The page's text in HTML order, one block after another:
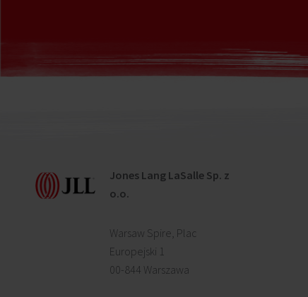
Jones Lang LaSalle Sp. z
o.o.
Warsaw Spire, Plac
Europejski 1
00-844 Warszawa